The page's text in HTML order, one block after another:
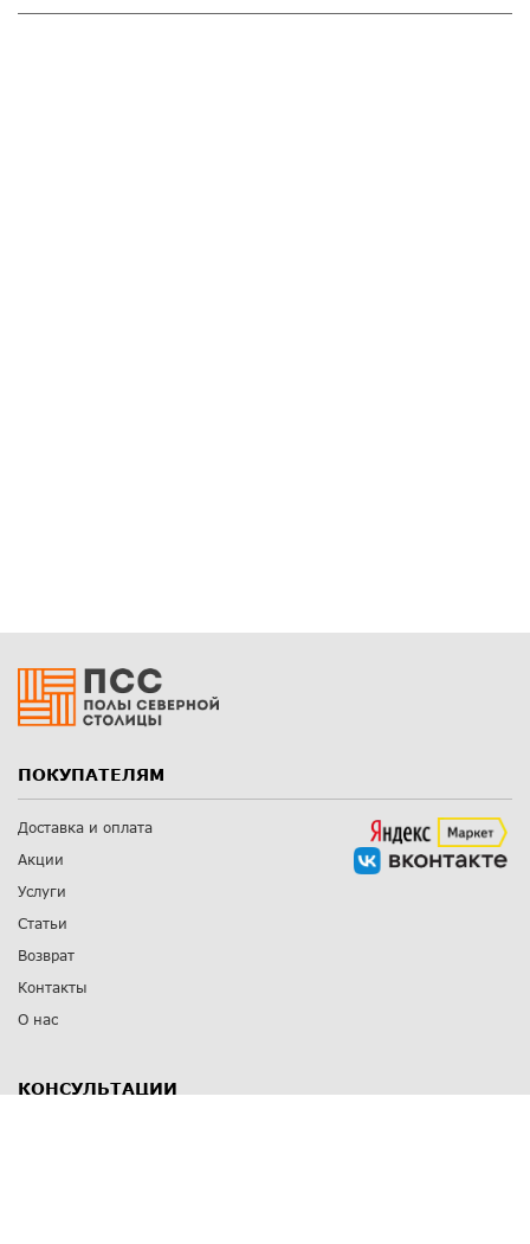
ПОКУПАТЕЛЯМ
Доставка и оплата
Акции
Услуги
Статьи
Возврат
Контакты
О нас
КОНСУЛЬТАЦИИ